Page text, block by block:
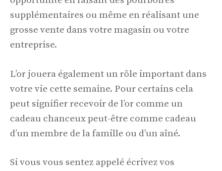
supplémentaires ou même en réalisant une
grosse vente dans votre magasin ou votre
entreprise.
L’or jouera également un rôle important dans
votre vie cette semaine. Pour certains cela
peut signifier recevoir de l’or comme un
cadeau chanceux peut-être comme cadeau
d’un membre de la famille ou d’un aîné.
Si vous vous sentez appelé écrivez vos